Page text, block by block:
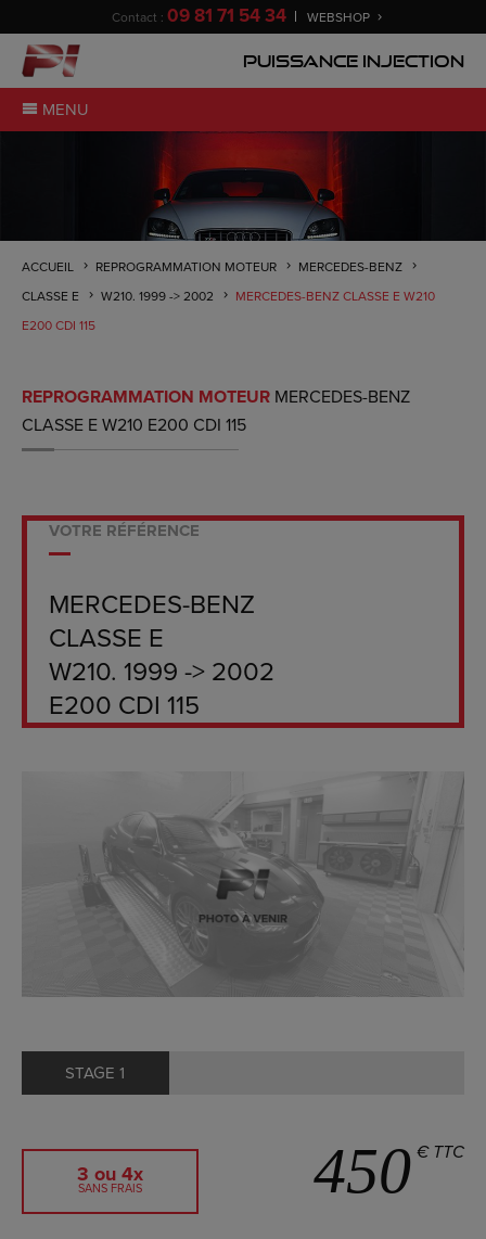
Contact : 09 81 71 54 34 WEBSHOP
Puissance Injection
MENU
ACCUEIL REPROGRAMMATION MOTEUR
MERCEDES-BENZ
CLASSE E
W210. 1999 -> 2002
MERCEDES-BENZ CLASSE E W210
E200 CDI 115
REPROGRAMMATION MOTEUR MERCEDES-BENZ
CLASSE E W210 E200 CDI 115
VOTRE RÉFÉRENCE
MERCEDES-BENZ
CLASSE E
W210. 1999 -> 2002
E200 CDI 115
STAGE 1
3 ou 4x
SANS FRAIS 450 € TTC